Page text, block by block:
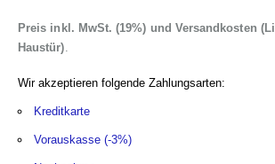
Preis inkl. MwSt. (19%) und Versandkosten
Haustür).
Wir akzeptieren folgende Zahlungsarten:
Kreditkarte
Vorauskasse (-3%)